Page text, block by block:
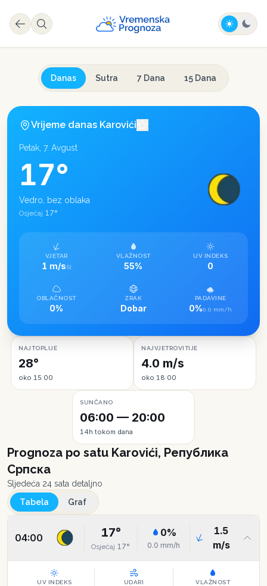
Danas Sutra 7 Dana 15 Dana
Vrijeme danas Karovići
Petak, 7. Avgust
17°
Vedro, bez oblaka
Osjećaj 17°
VJETAR
1 m/sSI
VLAŽNOST
55%
UV INDEKS
0
OBLAČNOST
0%
ZRAK
Dobar
PADAVINE
0%0.0 mm/h
NAJTOPLIJE
28°
oko 15:00
NAJVJETROVITIJE
4.0 m/s
oko 18:00
SUNČANO
06:00 — 20:00
14h tokom dana
Prognoza po satu Karovići, Република
Српска
Sljedeća 24 sata detaljno
Tabela
Graf
04:00 17°
Osjećaj 17°
0%
0.0 mm/h
1.5
m/s
UV INDEKS UDARI VLAŽNOST